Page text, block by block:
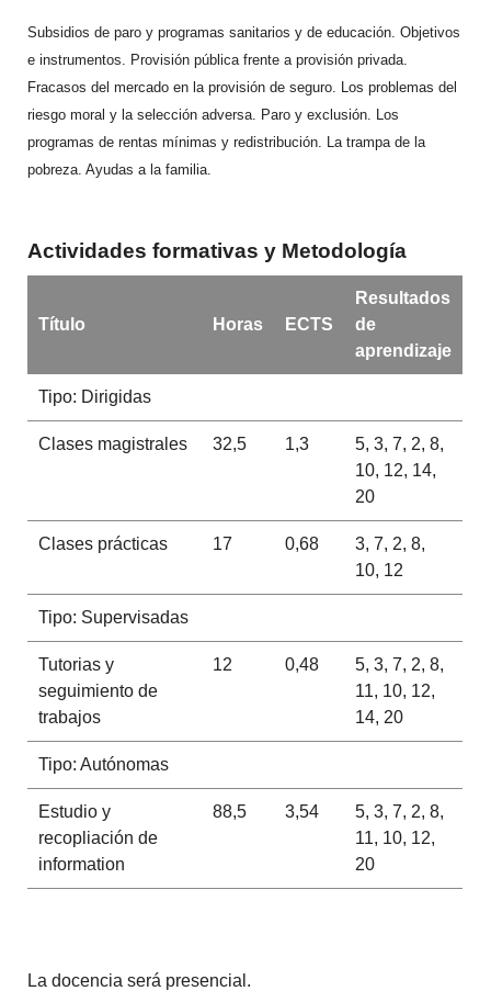
Subsidios de paro y programas sanitarios y de educación. Objetivos
e instrumentos. Provisión pública frente a provisión privada.
Fracasos del mercado en la provisión de seguro. Los problemas del
riesgo moral y la selección adversa. Paro y exclusión. Los
programas de rentas mínimas y redistribución. La trampa de la
pobreza. Ayudas a la familia.
Actividades formativas y Metodología
Título Horas ECTS
Resultados
de
aprendizaje
Tipo: Dirigidas
Clases magistrales 32,5 1,3
5, 3, 7, 2, 8,
10, 12, 14,
20
Clases prácticas 17 0,68
3, 7, 2, 8,
10, 12
Tipo: Supervisadas
Tutorias y
seguimiento de
trabajos
12 0,48
5, 3, 7, 2, 8,
11, 10, 12,
14, 20
Tipo: Autónomas
Estudio y
recopliación de
information
88,5 3,54
5, 3, 7, 2, 8,
11, 10, 12,
20
La docencia será presencial.